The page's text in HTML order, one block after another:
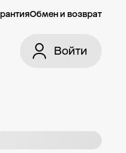
Обмен и возврат
Войти